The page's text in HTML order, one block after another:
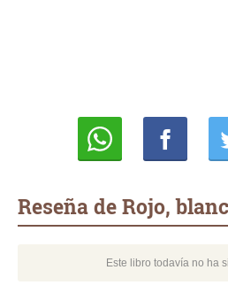
Reseña de Rojo,
Este libro todavía no ha